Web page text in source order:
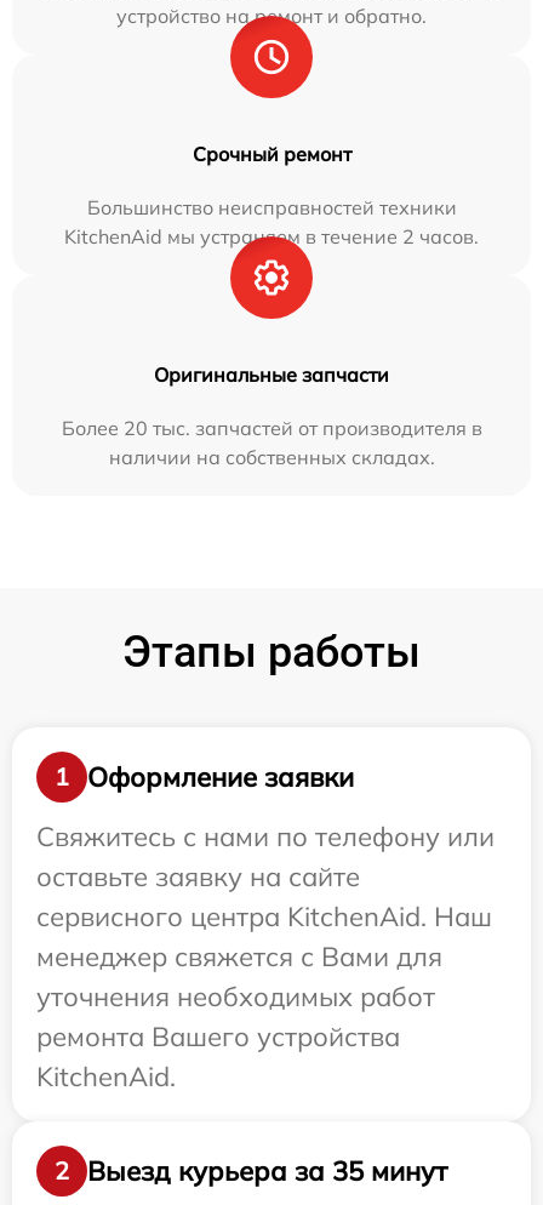
устройство на ремонт и обратно.
Срочный ремонт
Большинство неисправностей техники
KitchenAid мы устраняем в течение 2 часов.
Оригинальные запчасти
Более 20 тыс. запчастей от производителя в
наличии на собственных складах.
Этапы работы
1
Оформление заявки
Свяжитесь с нами по телефону или
оставьте заявку на сайте
сервисного центра KitchenAid. Наш
менеджер свяжется с Вами для
уточнения необходимых работ
ремонта Вашего устройства
KitchenAid.
2 Выезд курьера за 35 минут